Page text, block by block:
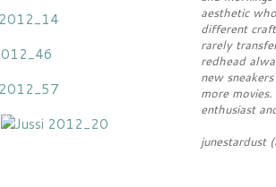
aesthetic
different
rarely
redhead
new
more
enthusiast
junestardust